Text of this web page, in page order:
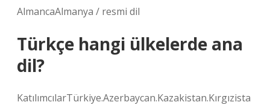
AlmancaAlmanya / resmi dil
Türkçe hangi ülkelerde ana
dil?
KatılımcılarTürkiye.Azerbaycan.Kazakistan.Kırgızista